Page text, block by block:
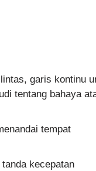
garis kontinu
tentang bahaya
tempat
kecepatan